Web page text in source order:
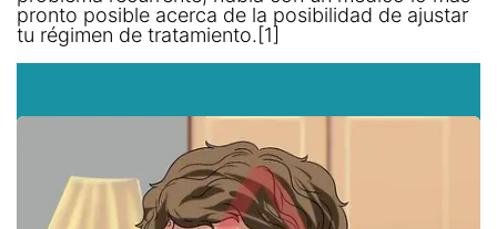
pronto posible acerca de la posibilidad de ajustar
tu régimen de tratamiento.[1]